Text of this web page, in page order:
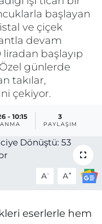
başlayan
ve çiçek
devam
liradan başlayıp
günlerde
takılar,
çekiyor.
- 10:15 3
PAYLAŞIM
A- A+
eserlerle hem